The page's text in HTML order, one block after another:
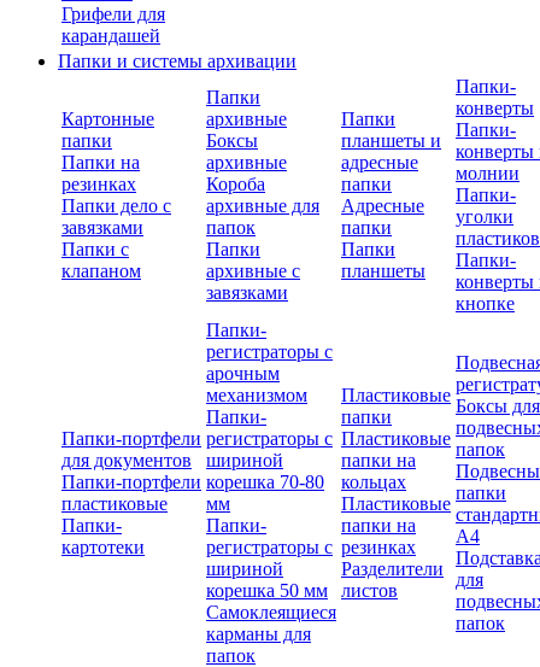
Грифели для
карандашей
Папки и системы архивации
Картонные
папки
Папки на
резинках
Папки дело с
завязками
Папки с
клапаном
Папки
архивные
Боксы
архивные
Короба
архивные для
папок
Папки
архивные с
завязками
Папки
планшеты и
адресные
папки
Адресные
папки
Папки
планшеты
Папки-
конверты
Папки-
конверты
молнии
Папки-
уголки
Папки-
конверты
кнопке
Папки-портфели
для документов
Папки-портфели
пластиковые
Папки-
картотеки
Папки-
регистраторы с
арочным
механизмом
Папки-
регистраторы с
шириной
корешка 70-80
мм
Папки-
регистраторы с
шириной
корешка 50 мм
Самоклеящиеся
карманы для
папок
Пластиковые
папки
Пластиковые
папки на
кольцах
Пластиковые
папки на
резинках
Разделители
листов
Боксы для
папок
папки
А4
для
папок